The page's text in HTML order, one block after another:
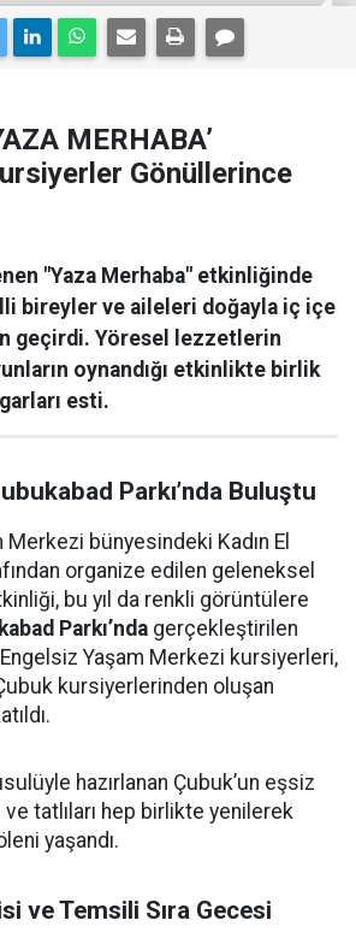
MERHABA’
Gönüllerince
"Yaza Merhaba" etkinliğinde
bireyler ve aileleri doğayla iç içe
geçirdi. Yöresel lezzetlerin
oynandığı etkinlikte birlik
esti.
Parkı’nda Buluştu
bünyesindeki Kadın El
organize edilen geleneksel
bu yıl da renkli görüntülere
Parkı’nda gerçekleştirilen
Yaşam Merkezi kursiyerleri,
kursiyerlerinden oluşan
hazırlanan Çubuk’un eşsiz
tatlıları hep birlikte yenilerek
yaşandı.
ve Temsili Sıra Gecesi